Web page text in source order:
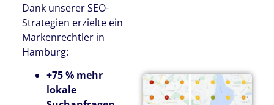
Dank unserer SEO-
Strategien erzielte ein
Markenrechtler in
Hamburg:
+75 % mehr
lokale